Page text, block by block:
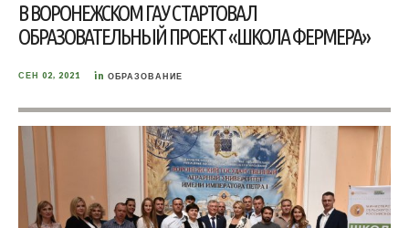
В ВОРОНЕЖСКОМ ГАУ СТАРТОВАЛ
ОБРАЗОВАТЕЛЬНЫЙ ПРОЕКТ «ШКОЛА ФЕРМЕРА»
СЕН 02, 2021 in ОБРАЗОВАНИЕ